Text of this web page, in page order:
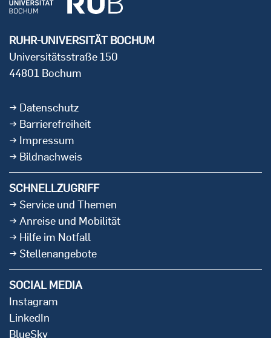
RUHR-UNIVERSITÄT BOCHUM
Universitätsstraße 150
44801 Bochum
Datenschutz
Barrierefreiheit
Impressum
Bildnachweis
SCHNELLZUGRIFF
Service und Themen
Anreise und Mobilität
Hilfe im Notfall
Stellenangebote
SOCIAL MEDIA
Instagram
LinkedIn
BlueSky